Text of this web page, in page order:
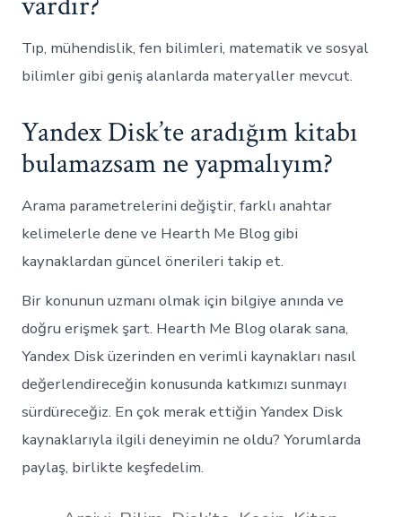
Tıp, mühendislik, fen bilimleri, matematik ve sosyal
bilimler gibi geniş alanlarda materyaller mevcut.
Yandex Disk’te aradığım kitabı
bulamazsam ne yapmalıyım?
Arama parametrelerini değiştir, farklı anahtar
kelimelerle dene ve Hearth Me Blog gibi
kaynaklardan güncel önerileri takip et.
Bir konunun uzmanı olmak için bilgiye anında ve
doğru erişmek şart. Hearth Me Blog olarak sana,
Yandex Disk üzerinden en verimli kaynakları nasıl
değerlendireceğin konusunda katkımızı sunmayı
sürdüreceğiz. En çok merak ettiğin Yandex Disk
kaynaklarıyla ilgili deneyimin ne oldu? Yorumlarda
paylaş, birlikte keşfedelim.